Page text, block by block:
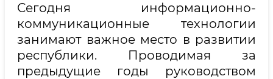
Сегодня информационно-
коммуникационные технологии
занимают важное место в развитии
республики. Проводимая за
предыдущие годы руководством